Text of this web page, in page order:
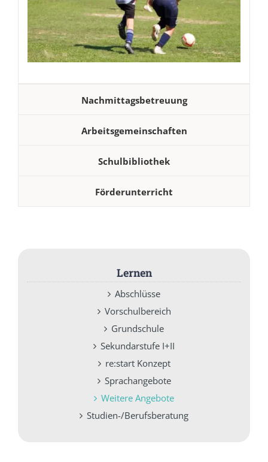
Nachmittagsbetreuung
Arbeitsgemeinschaften
Schulbibliothek
Förderunterricht
Lernen
Abschlüsse
Vorschulbereich
Grundschule
Sekundarstufe I+II
re:start Konzept
Sprachangebote
Weitere Angebote
Studien-/Berufsberatung